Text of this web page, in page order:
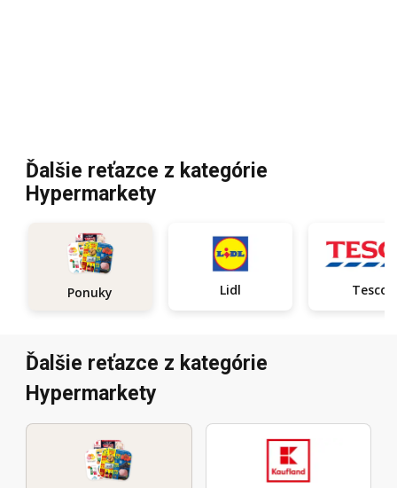
Ďalšie reťazce z kategórie
Hypermarkety
Ponuky Lidl Tesco
Ďalšie reťazce z kategórie
Hypermarkety